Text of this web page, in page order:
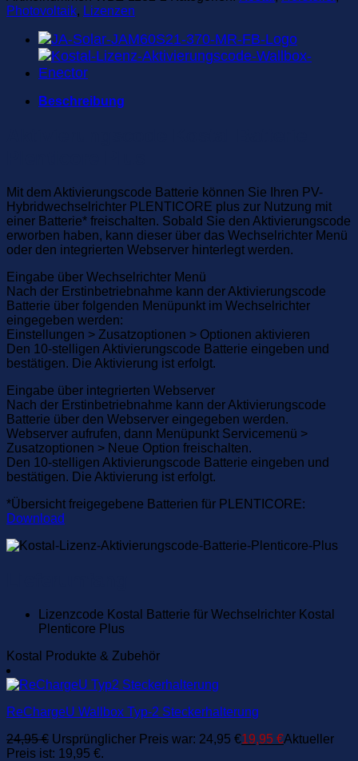
Photovoltaik, Lizenzen
Beschreibung
Mit dem Aktivierungscode Batterie können Sie Ihren PV-
Hybridwechselrichter PLENTICORE plus zur Nutzung mit
einer Batterie* freischalten. Sobald Sie den Aktivierungscode
erworben haben, kann dieser über das Wechselrichter Menü
oder den integrierten Webserver hinterlegt werden.
Eingabe über Wechselrichter Menü
Nach der Erstinbetriebnahme kann der Aktivierungscode
Batterie über folgenden Menüpunkt im Wechselrichter
eingegeben werden:
Einstellungen > Zusatzoptionen > Optionen aktivieren
Den 10-stelligen Aktivierungscode Batterie eingeben und
bestätigen. Die Aktivierung ist erfolgt.
Eingabe über integrierten Webserver
Nach der Erstinbetriebnahme kann der Aktivierungscode
Batterie über den Webserver eingegeben werden.
Webserver aufrufen, dann Menüpunkt Servicemenü >
Zusatzoptionen > Neue Option freischalten.
Den 10-stelligen Aktivierungscode Batterie eingeben und
bestätigen. Die Aktivierung ist erfolgt.
*Übersicht freigegebene Batterien für PLENTICORE:
Download
Lizenzcode Kostal Batterie für Wechselrichter Kostal
Plenticore Plus
Kostal Produkte & Zubehör
ReChargeU Wallbox Typ-2 Steckerhalterung
24,95€ Ursprünglicher Preis war: 24,95 €19,95 €Aktueller
Preis ist: 19,95 €.